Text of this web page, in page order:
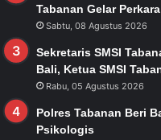
Tabanan Gelar
Sabtu, 08 Agustus 2026
Sekretaris SMSI
Bali, Ketua SMSI
Rabu, 05 Agustus 2026
Polres Tabanan Beri
Psikologis